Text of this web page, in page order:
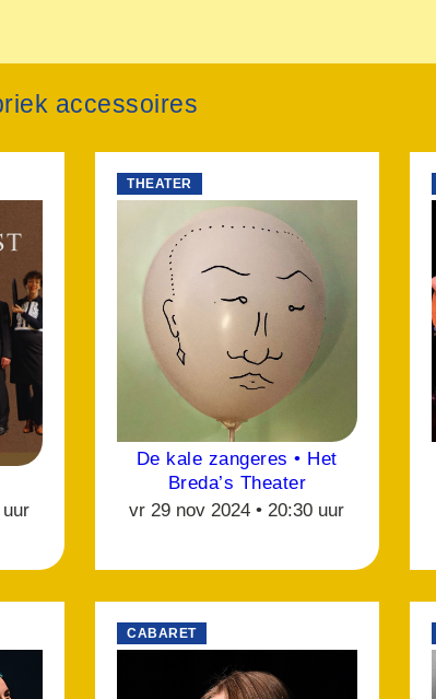
accessoires
THEATER
De kale zangeres • Het
Breda’s Theater
vr 29 nov 2024 • 20:30 uur
CABARET